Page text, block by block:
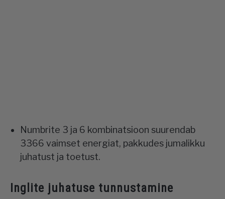
Numbrite 3 ja 6 kombinatsioon suurendab
3366 vaimset energiat, pakkudes jumalikku
juhatust ja toetust.
Inglite juhatuse tunnustamine